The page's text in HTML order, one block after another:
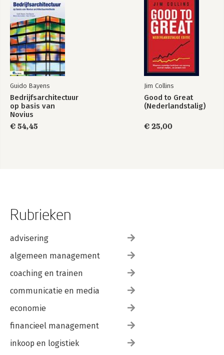
Guido Bayens
Bedrijfsarchitectuur
op basis van
Novius
€ 54,45
Jim Collins
Good to Great
(Nederlandstalig)
€ 25,00
Rubrieken
advisering
algemeen management
coaching en trainen
communicatie en media
economie
financieel management
inkoop en logistiek